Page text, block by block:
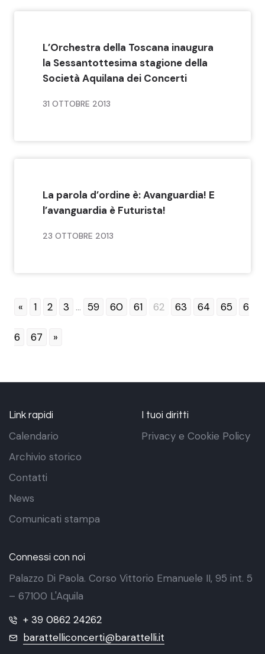
L’Orchestra della Toscana inaugura
la Sessantottesima stagione della
Società Aquilana dei Concerti
31 OTTOBRE 2013
La parola d’ordine è: Avanguardia! E
l’avanguardia è Futurista!
23 OTTOBRE 2013
« 1 2 3 ... 59 60 61 62 63 64 65 6
6 67 »
Link rapidi
Calendario
Archivio storico
Contatti
News
Comunicati stampa
I tuoi diritti
Privacy e Cookie Policy
Connessi con noi
Palazzo Di Paola. Corso Vittorio Emanuele II, 95 int. 5
– 67100 L'Aquila
+ 39 0862 24262
barattelliconcerti@barattelli.it